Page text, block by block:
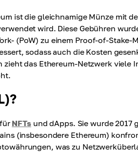
ist die gleichnamige Münze mit
wird. Diese Gebühren
(PoW) zu einem Proof-of-
sodass auch die Kosten
das Ethereum-Netzwerk viele
NFTsund dApps. Sie wurde 2017
(insbesondere Ethereum)
was zu